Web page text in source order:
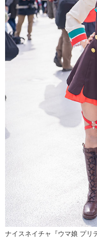
ナイスネイチャ『ウマ娘 プリ